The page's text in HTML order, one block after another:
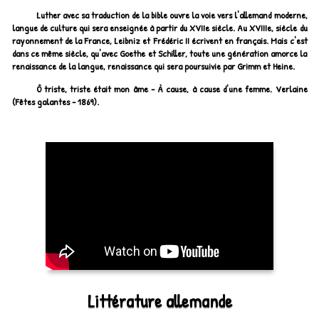
Luther avec sa traduction de la bible ouvre la voie vers l'allemand moderne,
langue de culture qui sera enseignée à partir du XVIIe siècle. Au XVIIIe, siècle du
rayonnement de la France, Leibniz et Frédéric II écrivent en français. Mais c'est
dans ce même siècle, qu'avec Goethe et Schiller, toute une génération amorce la
renaissance de la langue, renaissance qui sera poursuivie par Grimm et Heine.
Ô triste, triste était mon âme - À cause, à cause d'une femme. Verlaine
(Fêtes galantes - 1869).
Littérature allemande